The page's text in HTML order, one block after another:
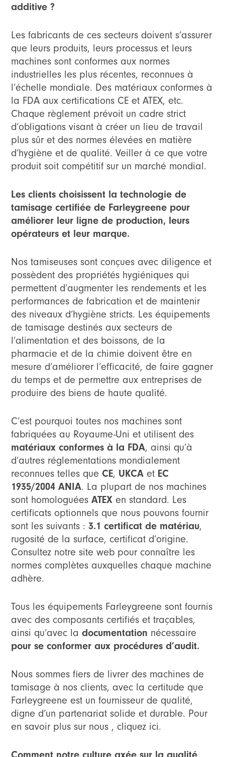
additive ?
Les fabricants de ces secteurs doivent s’assurer
que leurs produits, leurs processus et leurs
machines sont conformes aux normes
industrielles les plus récentes, reconnues à
l’échelle mondiale. Des matériaux conformes à
la FDA aux certifications CE et ATEX, etc.
Chaque règlement prévoit un cadre strict
d’obligations visant à créer un lieu de travail
plus sûr et des normes élevées en matière
d’hygiène et de qualité. Veiller à ce que votre
produit soit compétitif sur un marché mondial.
Les clients choisissent la technologie de
tamisage certifiée de Farleygreene pour
améliorer leur ligne de production, leurs
opérateurs et leur marque.
Nos tamiseuses sont conçues avec diligence et
possèdent des propriétés hygiéniques qui
permettent d’augmenter les rendements et les
performances de fabrication et de maintenir
des niveaux d’hygiène stricts. Les équipements
de tamisage destinés aux secteurs de
l’alimentation et des boissons, de la
pharmacie et de la chimie doivent être en
mesure d’améliorer l’efficacité, de faire gagner
du temps et de permettre aux entreprises de
produire des biens de haute qualité.
C’est pourquoi toutes nos machines sont
fabriquées au Royaume-Uni et utilisent des
matériaux conformes à la FDA, ainsi qu’à
d’autres réglementations mondialement
reconnues telles queCE, UKCA et EC
1935/2004 ANIA. La plupart de nos machines
sont homologuéesATEX en standard. Les
certificats optionnels que nous pouvons fournir
sont les suivants :3.1 certificat de matériau,
rugosité de la surface, certificat d’origine.
Consultez notre site web pour connaître les
normes complètes auxquelles chaque machine
adhère.
Tous les équipements Farleygreene sont fournis
avec des composants certifiés et traçables,
ainsi qu’avec ladocumentation nécessaire
pour se conformer aux procédures d’audit.
Nous sommes fiers de livrer des machines de
tamisage à nos clients, avec la certitude que
Farleygreene est un fournisseur de qualité,
digne d’un partenariat solide et durable. Pour
en savoir plus sur nous , cliquez ici.
Comment notre culture axée sur la qualité